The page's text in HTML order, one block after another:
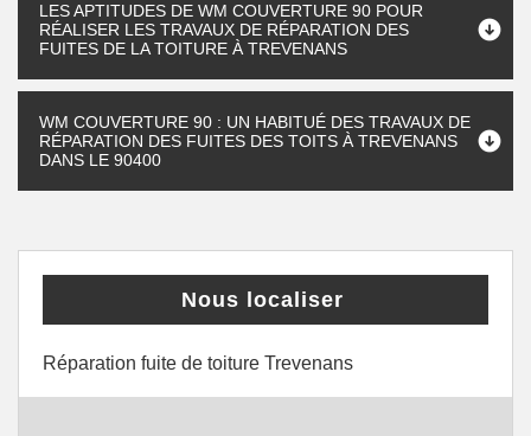
LES APTITUDES DE WM COUVERTURE 90 POUR
RÉALISER LES TRAVAUX DE RÉPARATION DES
FUITES DE LA TOITURE À TREVENANS
WM COUVERTURE 90 : UN HABITUÉ DES TRAVAUX DE
RÉPARATION DES FUITES DES TOITS À TREVENANS
DANS LE 90400
Nous localiser
Réparation fuite de toiture Trevenans